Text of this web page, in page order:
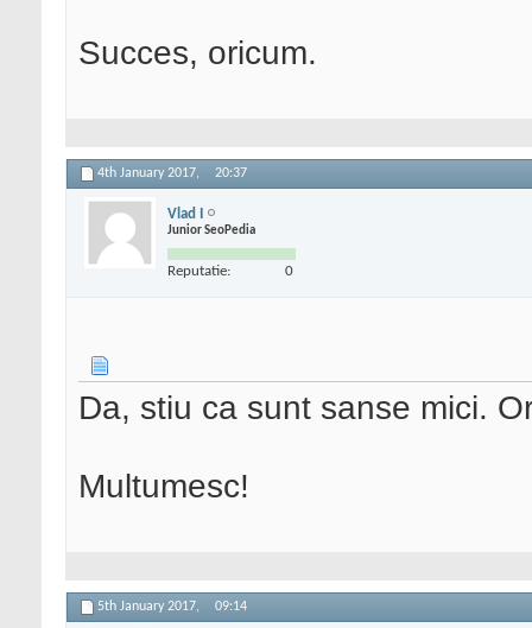
Succes, oricum.
4th January 2017, 20:37
Vlad I
Junior SeoPedia
Reputatie: 0
Da, stiu ca sunt sanse mici.
Multumesc!
5th January 2017, 09:14